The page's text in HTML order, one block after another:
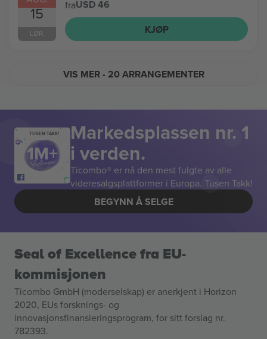
15
LØR.
fraUSD 46
KJØP
VIS MER- 20 ARRANGEMENTER
TUSEN TAKK! Markedsplassen nr. 1
i verden.
Ticombo® er nå den mest fulgte av alle
videresalgsplattformer i Europa. Tusen Takk!
BEGYNN Å SELGE
Seal of Excellence fra EU-
kommisjonen
Ticombo GmbH (moderselskap) er anerkjent i Horizon
2020, EUs forsknings- og
innovasjonsfinansieringsprogram, for sitt forslag nr.
782393.